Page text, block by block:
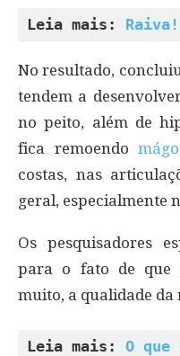
Leia mais:
No resultado,
tendem a
no peito, além de
fica remoendo
costas, nas
geral, especialmente
Os pesquisadores
para o fato de que
muito, a qualidade da
Leia mais: O